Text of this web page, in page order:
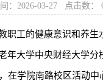
：2026-03-27 点击数：
职工的健康意识和养生
年大学中央财经大学分
在学院南路校区活动中